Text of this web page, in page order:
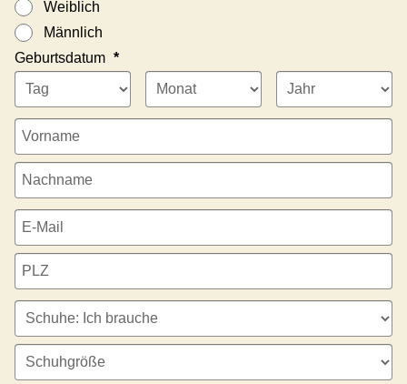
Weiblich
Männlich
Geburtsdatum